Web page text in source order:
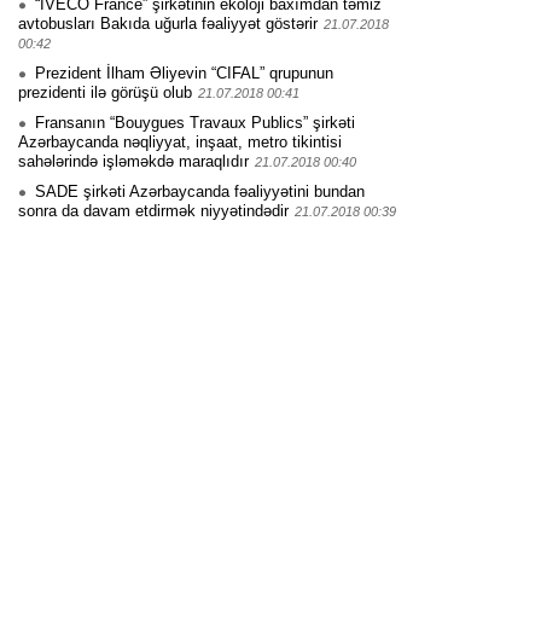
“IVECO France” şirkətinin ekoloji baxımdan təmiz
avtobusları Bakıda uğurla fəaliyyət göstərir 21.07.2018
00:42
Prezident İlham Əliyevin “CIFAL” qrupunun
prezidenti ilə görüşü olub 21.07.2018 00:41
Fransanın “Bouygues Travaux Publics” şirkəti
Azərbaycanda nəqliyyat, inşaat, metro tikintisi
sahələrində işləməkdə maraqlıdır 21.07.2018 00:40
SADE şirkəti Azərbaycanda fəaliyyətini bundan
sonra da davam etdirmək niyyətindədir 21.07.2018 00:39